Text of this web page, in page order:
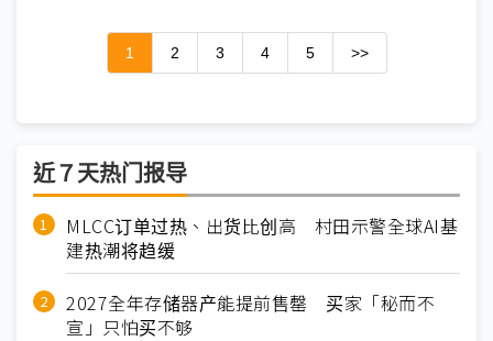
1 2 3 4 5 >>
近７天热门报导
MLCC订单过热、出货比创高 村田示警全球AI基
建热潮将趋缓
2027全年存储器产能提前售罄 买家「秘而不
宣」只怕买不够